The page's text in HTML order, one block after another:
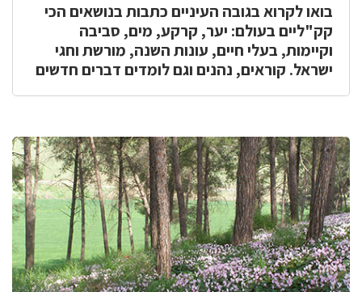
להדפסהלשיתוףבואו לקרוא בגובה העיניים כתבות בנושאים הכי
קק"ליים בעולם: יער, קרקע, מים, סביבה
וקיימות, בעלי חיים, עונות השנה, מורשת וחגי
ישראל. קוראים, נהנים וגם לומדים דברים חדשים